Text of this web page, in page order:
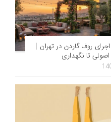
0 تا 100 اجرای روف گاردن در تهران |
تا نگهداری